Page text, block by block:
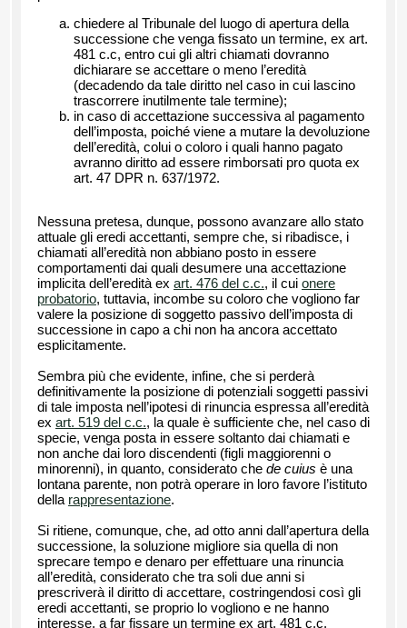
chiedere al Tribunale del luogo di apertura della
successione che venga fissato un termine, ex art.
481 c.c, entro cui gli altri chiamati dovranno
dichiarare se accettare o meno l’eredità
(decadendo da tale diritto nel caso in cui lascino
trascorrere inutilmente tale termine);
in caso di accettazione successiva al pagamento
dell’imposta, poiché viene a mutare la devoluzione
dell’eredità, colui o coloro i quali hanno pagato
avranno diritto ad essere rimborsati pro quota ex
art. 47 DPR n. 637/1972.
Nessuna pretesa, dunque, possono avanzare allo stato
attuale gli eredi accettanti, sempre che, si ribadisce, i
chiamati all’eredità non abbiano posto in essere
comportamenti dai quali desumere una accettazione
implicita dell’eredità ex art. 476 del c.c., il cui onere
probatorio, tuttavia, incombe su coloro che vogliono far
valere la posizione di soggetto passivo dell’imposta di
successione in capo a chi non ha ancora accettato
esplicitamente.
Sembra più che evidente, infine, che si perderà
definitivamente la posizione di potenziali soggetti passivi
di tale imposta nell’ipotesi di rinuncia espressa all’eredità
ex art. 519 del c.c., la quale è sufficiente che, nel caso di
specie, venga posta in essere soltanto dai chiamati e
non anche dai loro discendenti (figli maggiorenni o
minorenni), in quanto, considerato che de cuius è una
lontana parente, non potrà operare in loro favore l’istituto
della rappresentazione.
Si ritiene, comunque, che, ad otto anni dall’apertura della
successione, la soluzione migliore sia quella di non
sprecare tempo e denaro per effettuare una rinuncia
all’eredità, considerato che tra soli due anni si
prescriverà il diritto di accettare, costringendosi così gli
eredi accettanti, se proprio lo vogliono e ne hanno
interesse, a far fissare un termine ex art. 481 c.c.